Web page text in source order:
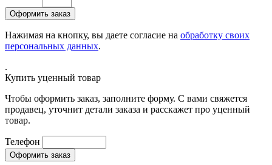
Нажимая на кнопку, вы даете согласие на обработку своих
персональных данных.
.
Купить уценный товар
Чтобы оформить заказ, заполните форму. С вами свяжется
продавец, уточнит детали заказа и расскажет про уценный
товар.
Телефон